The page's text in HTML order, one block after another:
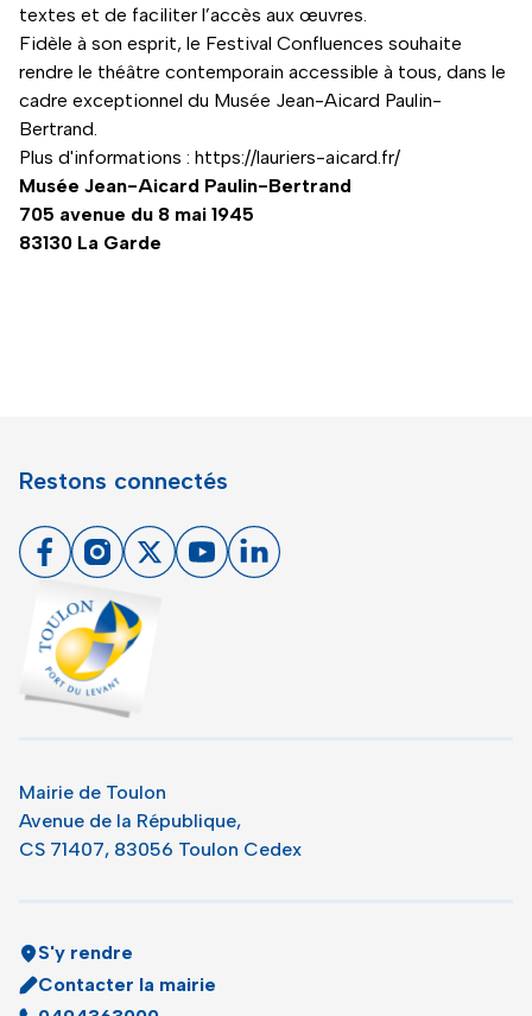
textes et de faciliter l’accès aux œuvres.
Fidèle à son esprit, le Festival Confluences souhaite
rendre le théâtre contemporain accessible à tous, dans le
cadre exceptionnel du Musée Jean-Aicard Paulin-
Bertrand.
Plus d'informations : https://lauriers-aicard.fr/
Musée Jean-Aicard Paulin-Bertrand
705 avenue du 8 mai 1945
83130 La Garde
Restons connectés
FacebookInstagram
X YoutubeLinkedin
Mairie de Toulon
Avenue de la République,
CS 71407, 83056 Toulon Cedex
S'y rendre
Contacter la mairie